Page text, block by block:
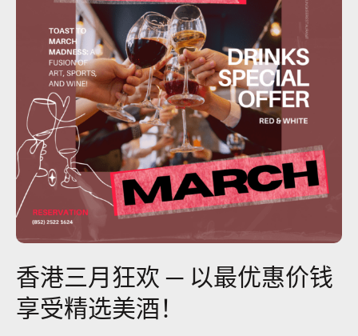
香港三月狂欢 ─ 以最优惠价钱
享受精选美酒！